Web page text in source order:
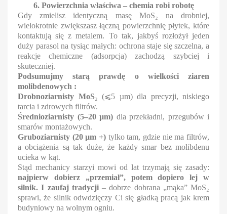
6. Powierzchnia właściwa – chemia robi robotę
Gdy zmielisz identyczną masę MoS₂ na drobniej,
wielokrotnie zwiększasz łączną powierzchnię płytek, które
kontaktują się z metalem. To tak, jakbyś rozłożył jeden
duży parasol na tysiąc małych: ochrona staje się szczelna, a
reakcje chemiczne (adsorpcja) zachodzą szybciej i
skuteczniej.
Podsumujmy starą prawdę o wielkości ziaren
molibdenowych :
Drobnoziarnisty MoS₂ (⩽5 µm) dla precyzji, niskiego
tarcia i zdrowych filtrów.
Średnioziarnisty (5–20 µm) dla przekładni, przegubów i
smarów montażowych.
Gruboziarnisty (20 µm +) tylko tam, gdzie nie ma filtrów,
a obciążenia są tak duże, że każdy smar bez molibdenu
ucieka w kąt.
Stąd mechanicy starzyi mowi od lat trzymają się zasady:
najpierw dobierz „przemiał”, potem dopiero lej w
silnik. I zaufaj tradycji – dobrze dobrana „mąka” MoS₂
sprawi, że silnik odwdzięczy Ci się gładką pracą jak krem
budyniowy na wolnym ogniu.